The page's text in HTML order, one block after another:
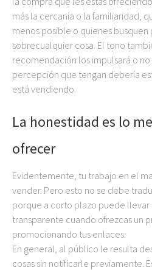
más la cercanía o la familiaridad,
menos posible o quienes
sobrecualquier cosa. El tono
recomendación los impulsará o
percepción que tengan debería
está vendiendo.
La honestidad es lo
ofrecer
Evidentemente, tu trabajo en el
vender. Pero esto no se debe
porque a corto plazo puede llevar
transparente cuando ofrezcas un
promocionando tus enlaces.
En general, al público le resulta
cosas sin notificarle previamente.